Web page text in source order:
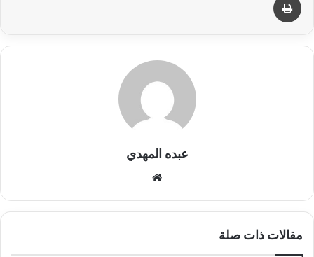
عبده المهدي
مقالات ذات صلة